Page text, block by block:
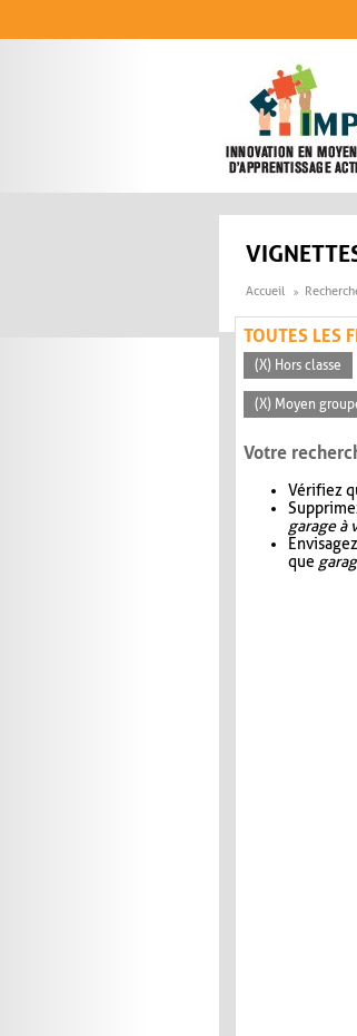
Accueil
TOUTES LES
(X) Hors classe
(X) Moyen
Votre
Vérifiez
garage à
que